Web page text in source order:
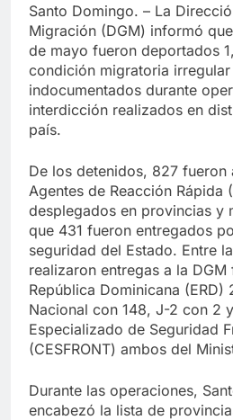
Santo Domingo. – La
Migración (DGM) informó
de mayo fueron deportados
condición migratoria
indocumentados durante
interdicción realizados en
país.
De los detenidos, 827
Agentes de Reacción Rápida
desplegados en provincias y
que 431 fueron entregados
seguridad del Estado. Entre
realizaron entregas a la
República Dominicana (ERD)
Nacional con 148, J-2 con 2
Especializado de Seguridad
(CESFRONT) ambos del
Durante las operaciones,
encabezó la lista de